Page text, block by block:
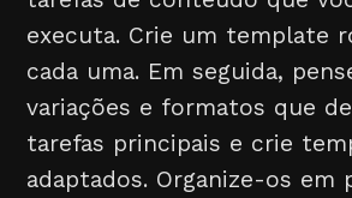
executa. Crie um template
cada uma. Em seguida,
variações e formatos que
tarefas principais e crie
adaptados. Organize-os em